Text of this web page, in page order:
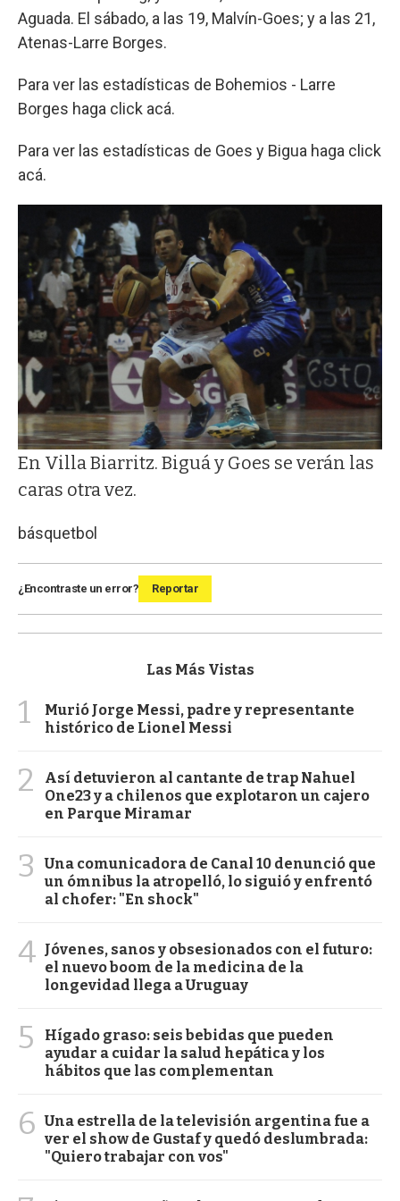
Aguada. El sábado, a las 19, Malvín-Goes; y a las 21,
Atenas-Larre Borges.
Para ver las estadísticas de Bohemios - Larre
Borges haga click acá.
Para ver las estadísticas de Goes y Bigua haga click
acá.
En Villa Biarritz. Biguá y Goes se verán las
caras otra vez.
básquetbol
¿Encontraste un error? Reportar
Las Más Vistas
1
Murió Jorge Messi, padre y representante
histórico de Lionel Messi
2
Así detuvieron al cantante de trap Nahuel
One23 y a chilenos que explotaron un cajero
en Parque Miramar
3
Una comunicadora de Canal 10 denunció que
un ómnibus la atropelló, lo siguió y enfrentó
al chofer: "En shock"
4 Jóvenes, sanos y obsesionados con el futuro:
el nuevo boom de la medicina de la
longevidad llega a Uruguay
5
Hígado graso: seis bebidas que pueden
ayudar a cuidar la salud hepática y los
hábitos que las complementan
6 Una estrella de la televisión argentina fue a
ver el show de Gustaf y quedó deslumbrada:
"Quiero trabajar con vos"